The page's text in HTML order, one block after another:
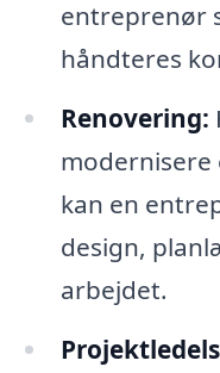
entreprenør
håndteres
Renovering:
modernisere
kan en
design,
arbejdet.